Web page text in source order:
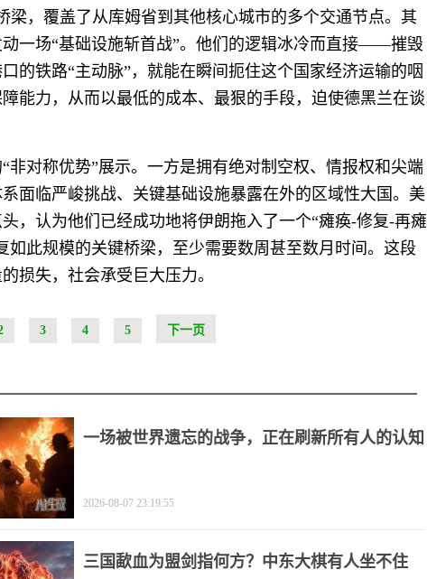
梁，覆盖了从库姆省到其他核心城市的多个交通节点。其
一场“基础设施斩首战”。他们的逻辑冰冷而直接——摧毁
的铁路“主动脉”，就能在瞬间扼住这个国家经济运输的咽
能力，从而以最低的成本、最狠的手段，迫使德黑兰在谈
非对称优势”展示。一方是拥有绝对制空权、情报权和尖端
面临严峻挑战、关键基础设施暴露在外的区域性大国。美
，认为他们已经成功地将伊朗拖入了一个“瘫痪-修复-再瘫
如此规模的关键桥梁，至少需要数周甚至数月时间。这段
损失，社会承受巨大压力。
3 4 5 下一页
一场被世界遗忘的战争，正在刷新所有人的认知
2026-08-07 23:19:55
三国歃血为盟剑指何方？中东大棋有人坐不住